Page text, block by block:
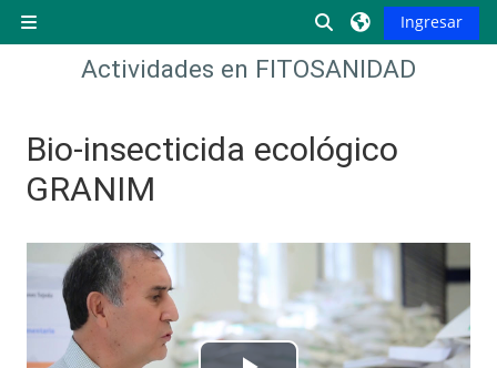
Pánel lateral
Activar oIngresar
Actividades en FITOSANIDAD
Bio-insecticida ecológico
GRANIM